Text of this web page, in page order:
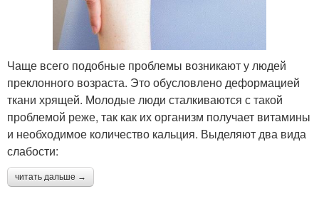
Чаще всего подобные проблемы возникают у людей
преклонного возраста. Это обусловлено деформацией
ткани хрящей. Молодые люди сталкиваются с такой
проблемой реже, так как их организм получает витамины
и необходимое количество кальция. Выделяют два вида
слабости:
читать дальше →